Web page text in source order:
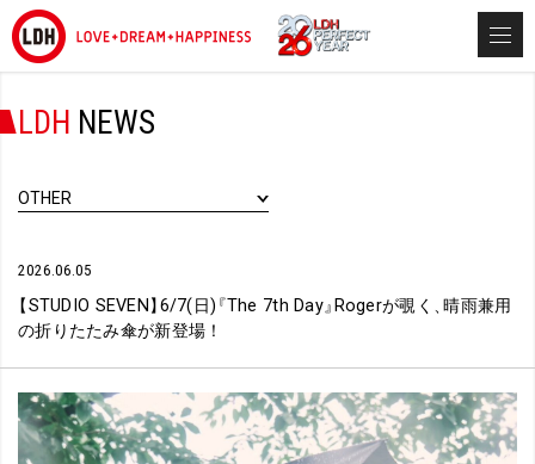
LDH NEWS
OTHER
2026.06.05
【STUDIO SEVEN 】6/7(日)『The 7th Day』Rogerが覗く 、晴雨兼用
の折りたたみ傘が新登場！